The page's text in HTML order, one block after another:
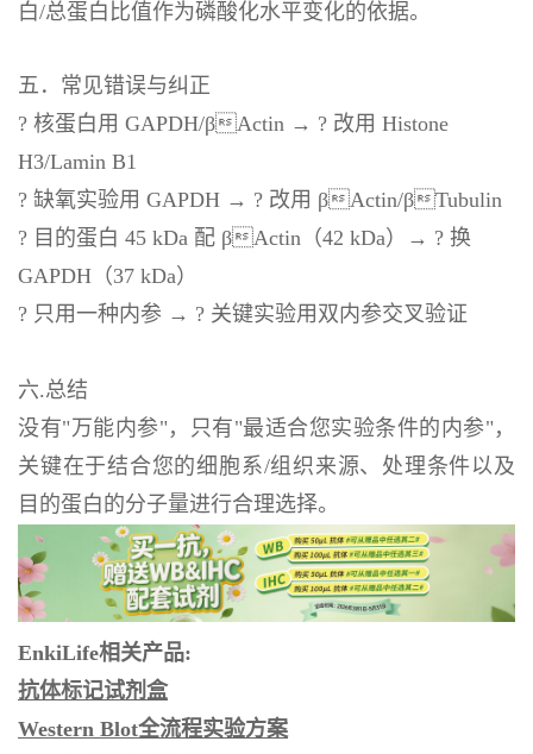
白/总蛋白比值作为磷酸化水平变化的依据。
五．常见错误与纠正
? 核蛋白用 GAPDH/βActin → ? 改用 Histone
H3/Lamin B1
? 缺氧实验用 GAPDH → ? 改用 βActin/βTubulin
? 目的蛋白 45 kDa 配 βActin（42 kDa）→ ? 换
GAPDH（37 kDa）
? 只用一种内参 → ? 关键实验用双内参交叉验证
六.总结
没有"万能内参"，只有"最适合您实验条件的内参"，
关键在于结合您的细胞系/组织来源、处理条件以及
目的蛋白的分子量进行合理选择。
EnkiLife相关产品:
抗体标记试剂盒
Western Blot全流程实验方案